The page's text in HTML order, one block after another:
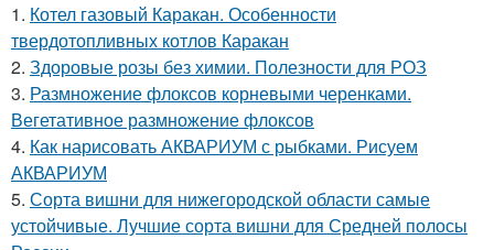
1. Котел газовый Каракан. Особенности
твердотопливных котлов Каракан
2. Здоровые розы без химии. Полезности для РОЗ
3. Размножение флоксов корневыми черенками.
Вегетативное размножение флоксов
4. Как нарисовать АКВАРИУМ с рыбками. Рисуем
АКВАРИУМ
5. Сорта вишни для нижегородской области самые
устойчивые. Лучшие сорта вишни для Средней полосы